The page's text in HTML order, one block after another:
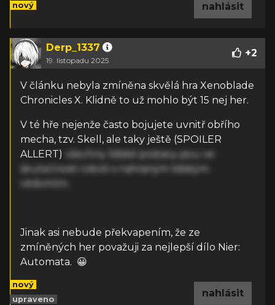
nový nahlásit
Derp_1337
19. listopadu 2025
+2
V článku nebyla zmíněna skvělá hra Xenoblade
Chronicles X. Klidně to už mohlo být 15 nej her.
V té hře nejenže často bojujete uvnitř obřího
mecha, tzv. Skell, ale taky ještě (SPOILER
ALLERT)
všechny lidské postavy jsou ve
skutečnosti roboti s nahraným lidským
vědomím.
Jinak asi nebude překvapením, že ze
zmíněných her považuji za nejlepší dílo Nier:
Automata. 😀
nový
upraveno
nahlásit